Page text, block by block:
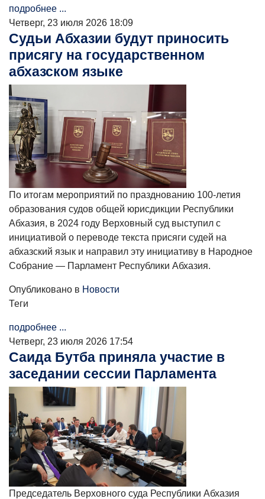
подробнее ...
Четверг, 23 июля 2026 18:09
Судьи Абхазии будут приносить
присягу на государственном
абхазском языке
По итогам мероприятий по празднованию 100-летия
образования судов общей юрисдикции Республики
Абхазия, в 2024 году Верховный суд выступил с
инициативой о переводе текста присяги судей на
абхазский язык и направил эту инициативу в Народное
Собрание — Парламент Республики Абхазия.
Опубликовано в Новости
Теги
подробнее ...
Четверг, 23 июля 2026 17:54
Саида Бутба приняла участие в
заседании сессии Парламента
Председатель Верховного суда Республики Абхазия